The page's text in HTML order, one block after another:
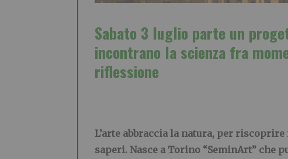
Sabato 3 luglio parte un
incontrano la scienza fra
riflessione
L’arte abbraccia la natura, per
saperi. Nasce a Torino “SeminArt”